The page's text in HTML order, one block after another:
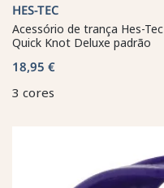
HES-TEC
Acessório de trança Hes-Tec
Quick Knot Deluxe padrão
18,95 €
3 cores